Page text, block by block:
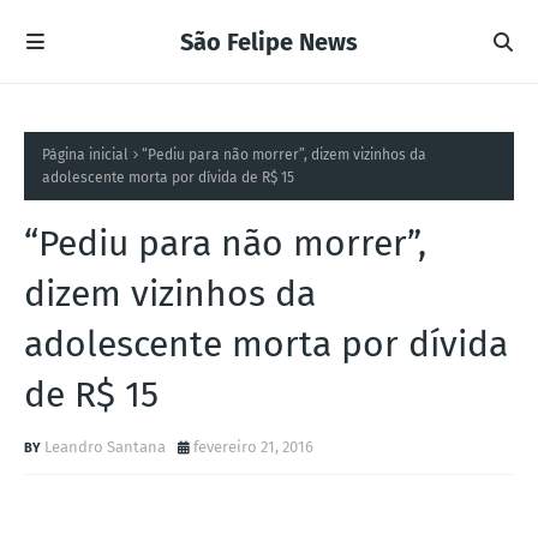
São Felipe News
Página inicial
“Pediu para não morrer”, dizem vizinhos da
adolescente morta por dívida de R$ 15
“Pediu para não morrer”,
dizem vizinhos da
adolescente morta por dívida
de R$ 15
Leandro Santana fevereiro 21, 2016